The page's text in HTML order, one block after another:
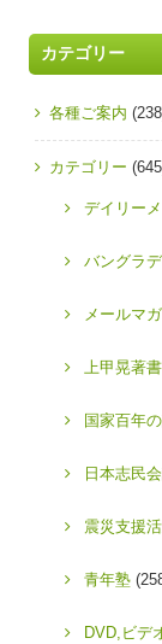
カテゴリー
各種ご案内
カテゴリー
デイリー
バングラ
メールマ
上甲晃著書
国家百年
日本志民
震災支援
青年塾
DVD,ビデ